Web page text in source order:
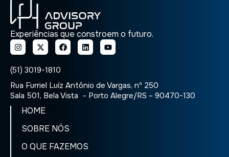
Experiências que constroem o futuro.
(51) 3019-1810
Rua Furriel Luíz Antônio de Vargas, nº 250
Sala 501, Bela Vista - Porto Alegre/RS – 90470-130
HOME
SOBRE NÓS
O QUE FAZEMOS